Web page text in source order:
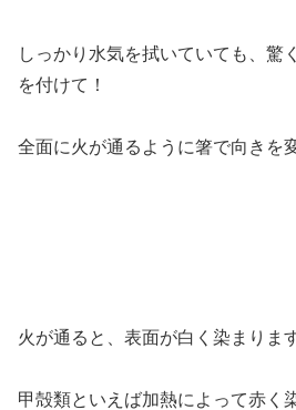
しっかり水気を拭いていても、驚
を付けて！
全面に火が通るように箸で向きを
火が通ると、表面が白く染まります
甲殻類といえば加熱によって赤く